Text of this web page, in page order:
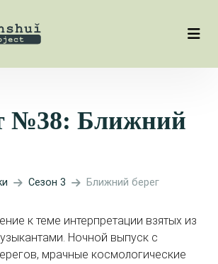
№38: Ближний
Сезон 3 Ближний берег
к теме интерпретации взятых из
Ночной выпуск с
мрачные космологические